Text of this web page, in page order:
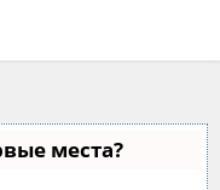
места?